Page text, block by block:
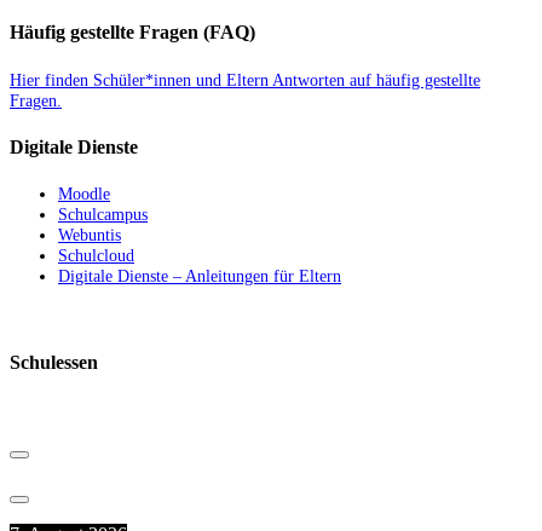
Häufig gestellte Fragen (FAQ)
Hier finden Schüler*innen und Eltern Antworten auf häufig gestellte
Fragen.
Digitale Dienste
Moodle
Schulcampus
Webuntis
Schulcloud
Digitale Dienste – Anleitungen für Eltern
Schulessen